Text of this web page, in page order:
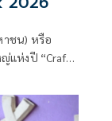
าชน) หรือ
ญ่แห่งปี “Crafts
ง การ
อยอดสู่ตลาด